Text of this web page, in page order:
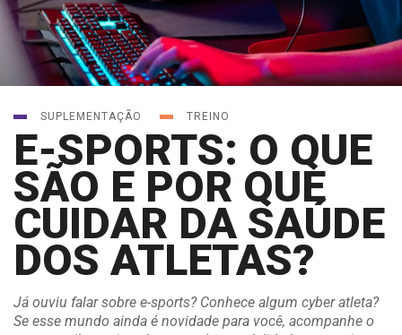
SUPLEMENTAÇÃO TREINO
E-SPORTS: O QUE
SÃO E POR QUE
CUIDAR DA SAÚDE
DOS ATLETAS?
Já ouviu falar sobre e-sports? Conhece algum cyber atleta?
Se esse mundo ainda é novidade para você, acompanhe o